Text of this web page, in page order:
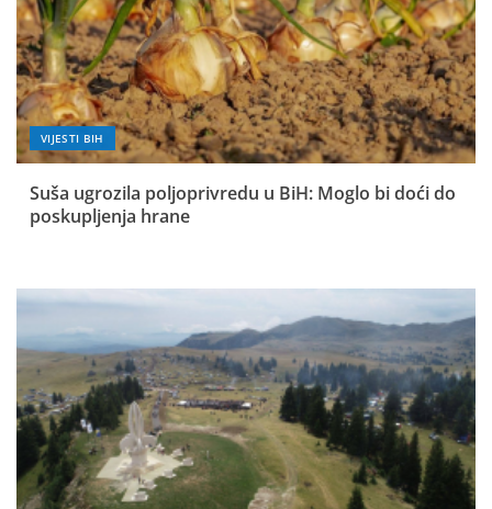
VIJESTI BIH
Suša ugrozila poljoprivredu u BiH: Moglo bi doći do
poskupljenja hrane